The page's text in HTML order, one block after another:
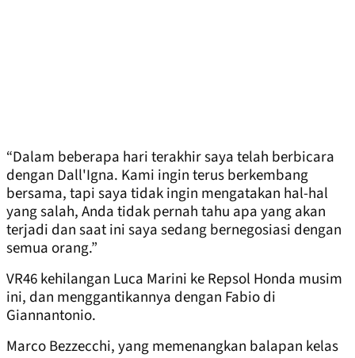
“Dalam beberapa hari terakhir saya telah berbicara
dengan Dall'Igna. Kami ingin terus berkembang
bersama, tapi saya tidak ingin mengatakan hal-hal
yang salah, Anda tidak pernah tahu apa yang akan
terjadi dan saat ini saya sedang bernegosiasi dengan
semua orang.”
VR46 kehilangan Luca Marini ke Repsol Honda musim
ini, dan menggantikannya dengan Fabio di
Giannantonio.
Marco Bezzecchi, yang memenangkan balapan kelas